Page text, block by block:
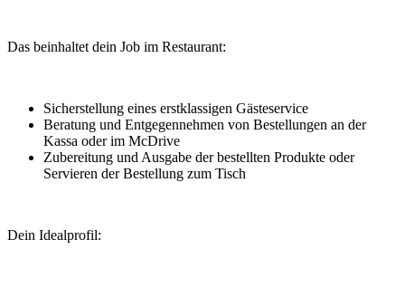
Das beinhaltet dein Job im Restaurant:
Sicherstellung eines erstklassigen Gästeservice
Beratung und Entgegennehmen von Bestellungen an der
Kassa oder im McDrive
Zubereitung und Ausgabe der bestellten Produkte oder
Servieren der Bestellung zum Tisch
Dein Idealprofil: